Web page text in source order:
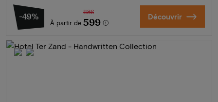
-49%
À partir de
1186
599 Découvrir